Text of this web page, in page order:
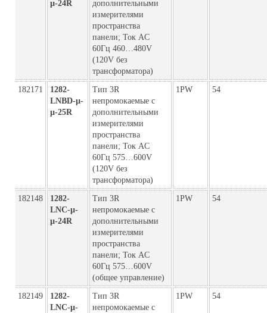
µ-24R
дополнительными
измерителями
пространства
панели; Ток AC
60Гц 460…480V
(120V без
трансформатора)
182171
1282-
LNBD-µ-
µ-25R
Тип 3R
непромокаемые с
дополнительными
измерителями
пространства
панели; Ток AC
60Гц 575…600V
(120V без
трансформатора)
1PW 54
182148
1282-
LNC-µ-
µ-24R
Тип 3R
непромокаемые с
дополнительными
измерителями
пространства
панели; Ток AC
60Гц 575…600V
(общее управление)
1PW 54
182149
1282-
LNC-µ-
Тип 3R
непромокаемые с
1PW 54